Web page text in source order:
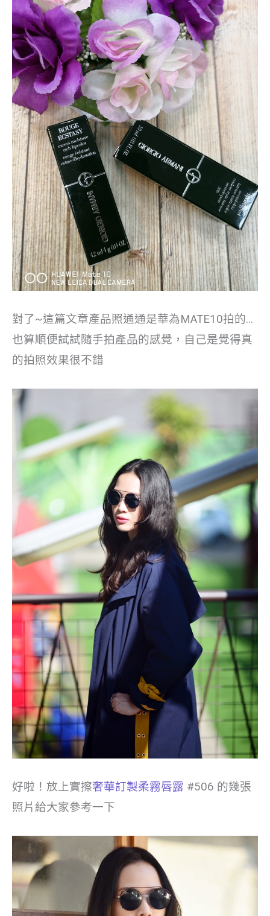
對了~這篇文章產品照通通是華為MATE10拍的…
也算順便試試隨手拍產品的感覺，自己是覺得真
的拍照效果很不錯
好啦！放上實擦奢華訂製柔霧唇露 #506 的幾張
照片給大家參考一下